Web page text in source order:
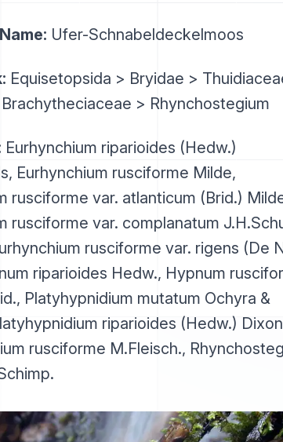
Ufer-Schnabeldeckelmoos
Equisetopsida > Bryidae >
> Rhynchostegium
Eurhynchium riparioides (Hedw.)
Eurhynchium rusciforme Milde,
rusciforme var. atlanticum (Brid.)
rusciforme var. complanatum
rusciforme var. rigens (De
riparioides Hedw., Hypnum
Platyhypnidium mutatum Ochyra &
riparioides (Hedw.)
rusciforme M.Fleisch.,